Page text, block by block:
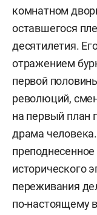
комнатном
оставшегося
десятилетия.
отражением
первой
революций,
на первый план
драма
исторического
переживания
по-настоящему